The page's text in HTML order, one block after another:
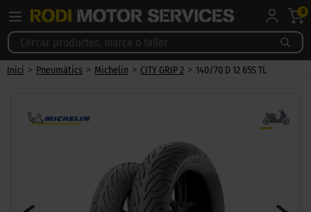
0
Inici > Pneumàtics > Michelin > CITY GRIP 2 > 140/70 D 12 65S TL